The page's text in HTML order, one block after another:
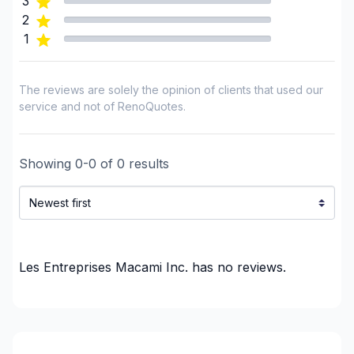
Lanaudière (Montcalm)
Laurentides (Antoine-Labelle)
Laurentides (La Riviere-du-Nord)
Laurentides (Mirabel)
Laurentides (Therese-De Blainville)
Laval
2
1
The reviews are solely the opinion of clients that used our
service and not of RenoQuotes.
Showing 0-0 of 0 results
Les Entreprises Macami Inc. has no reviews.